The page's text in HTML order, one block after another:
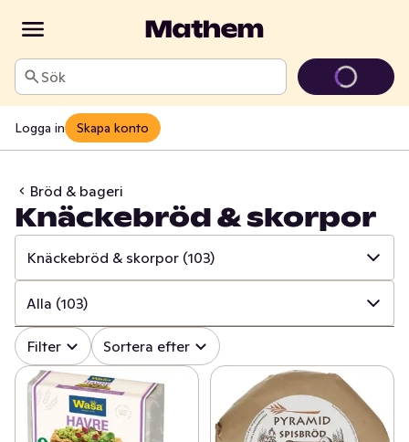
Sök
Logga in Skapa konto
Bröd & bageri
Knäckebröd & skorpor
Knäckebröd & skorpor (103)
✓ Alla (614)
✓ Matbröd (153)
✓ Knäckebröd & skorpor (103)
✓ Kex & kakor (148)
Alla (103)
✓ Alla (103)
✓ Knäckebröd (79)
✓ Skorpor (12)
Filter Sortera efter